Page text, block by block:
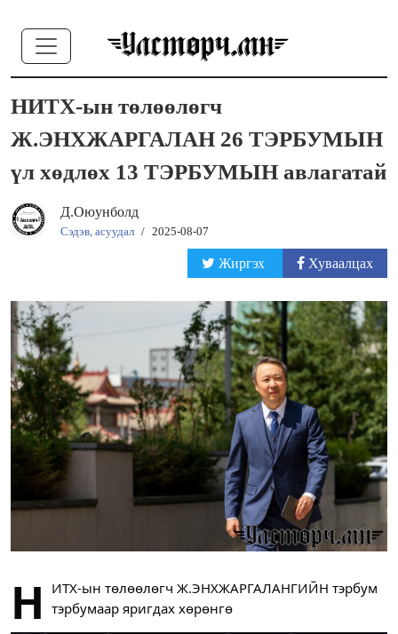
НИТХ-ын төлөөлөгч
Ж.ЭНХЖАРГАЛАН 26 ТЭРБУМЫН
үл хөдлөх 13 ТЭРБУМЫН авлагатай
Д.Оюунболд
Сэдэв, асуудал / 2025-08-07
Жиргэх Хуваалцах
Н
ИТХ-ын төлөөлөгч Ж.ЭНХЖАРГАЛАНГИЙН тэрбум
тэрбумаар яригдах хөрөнгө